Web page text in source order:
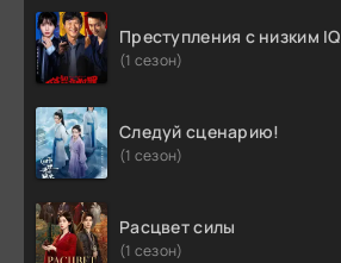
Преступления с низким IQ
(1 сезон)
Следуй сценарию!
(1 сезон)
Расцвет силы
(1 сезон)